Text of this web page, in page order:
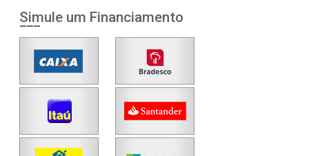
Simule um Financiamento